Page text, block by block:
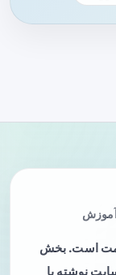
است. بخش
نوشته یا